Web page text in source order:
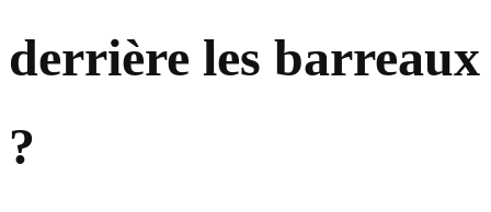
derrière les barreaux
?